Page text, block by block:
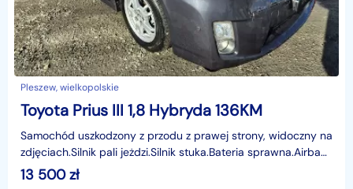
Pleszew, wielkopolskie
Toyota Prius III 1,8 Hybryda 136KM
Samochód uszkodzony z przodu z prawej strony, widoczny na
zdjęciach.Silnik pali jeżdzi.Silnik stuka.Bateria sprawna.Airbagi
OK./Posiadamy wiele innych modeli s
13 500zł